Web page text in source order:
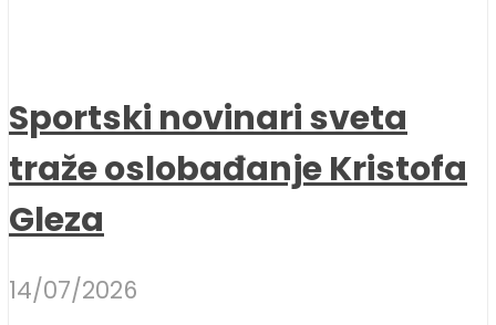
Sportski novinari sveta
traže oslobađanje Kristofa
Gleza
14/07/2026